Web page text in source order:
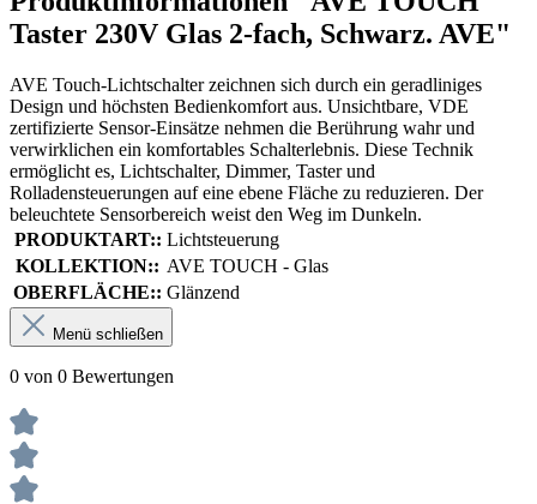
Taster 230V Glas 2-fach, Schwarz. AVE"
AVE Touch-Lichtschalter zeichnen sich durch ein geradliniges
Design und höchsten Bedienkomfort aus. Unsichtbare, VDE
zertifizierte Sensor-Einsätze nehmen die Berührung wahr und
verwirklichen ein komfortables Schalterlebnis. Diese Technik
ermöglicht es, Lichtschalter, Dimmer, Taster und
Rolladensteuerungen auf eine ebene Fläche zu reduzieren. Der
beleuchtete Sensorbereich weist den Weg im Dunkeln.
PRODUKTART:: Lichtsteuerung
KOLLEKTION:: AVE TOUCH - Glas
OBERFLÄCHE:: Glänzend
Menü schließen
0 von 0 Bewertungen